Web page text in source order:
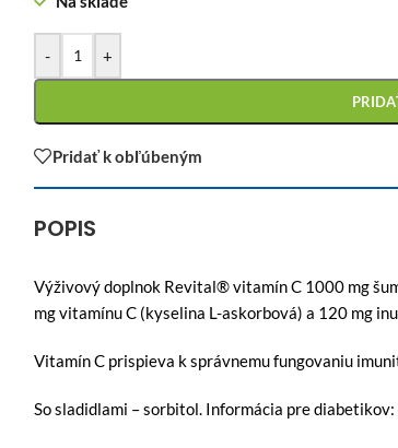
- +
Pridať k obľúbeným
POPIS
Výživový doplnok Revital® vitamín C 1000 mg
mg vitamínu C (kyselina L-askorbová) a 120 mg
Vitamín C prispieva k správ­nemu fungovaniu
So sladidlami – sorbitol. Informácia pre diabetikov: